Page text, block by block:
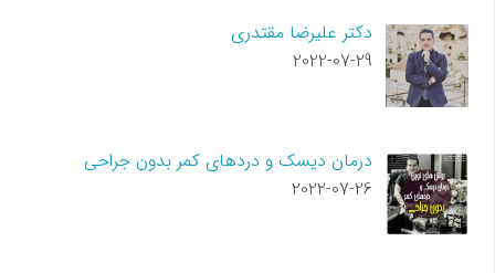
دکتر علیرضا مقتدری
2022-07-29
درمان دیسک و دردهای کمر بدون جراحی
2022-07-26